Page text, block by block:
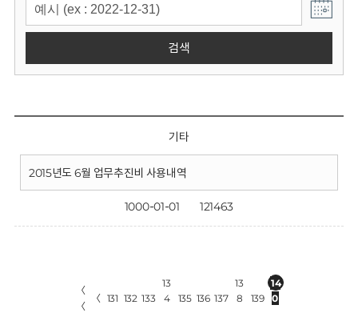
검색
기타
2015년도 6월 업무추진비 사용내역
1000-01-01 121463
〈
〈
〈 131 132 133
13
4
135 136 137
13
8
139
14
0